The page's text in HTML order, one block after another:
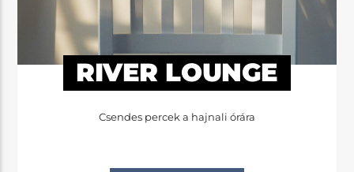
RIVER LOUNGE
Csendes percek a hajnali órára